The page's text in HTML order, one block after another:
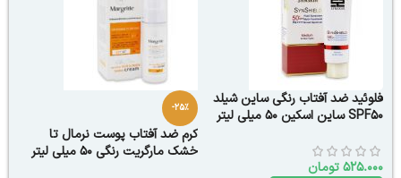
فلوئید ضد آفتاب رنگی ساین شیلد
SPF50 ساین اسکین 50 میلی لیتر
525.000تومان
-25%
کرم ضد آفتاب پوست نرمال تا
خشک مارگریت رنگی 50 میلی لیتر